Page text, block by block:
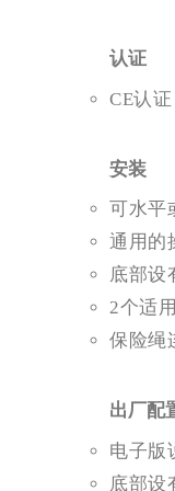
认证
CE认证
安装
可水平
通用的
底部设
2个适
保险绳
出厂配
电子版
底部设